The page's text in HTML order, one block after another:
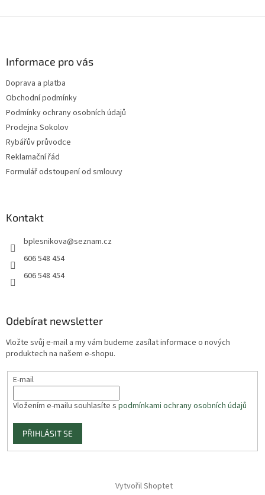
Informace pro vás
Doprava a platba
Obchodní podmínky
Podmínky ochrany osobních údajů
Prodejna Sokolov
Rybářův průvodce
Reklamační řád
Formulář odstoupení od smlouvy
Kontakt
bplesnikova@seznam.cz
606 548 454
606 548 454
Odebírat newsletter
Vložte svůj e-mail a my vám budeme zasílat informace o nových
produktech na našem e-shopu.
E-mail
Vložením e-mailu souhlasíte s podmínkami ochrany osobních údajů
PŘIHLÁSIT SE
Vytvořil Shoptet